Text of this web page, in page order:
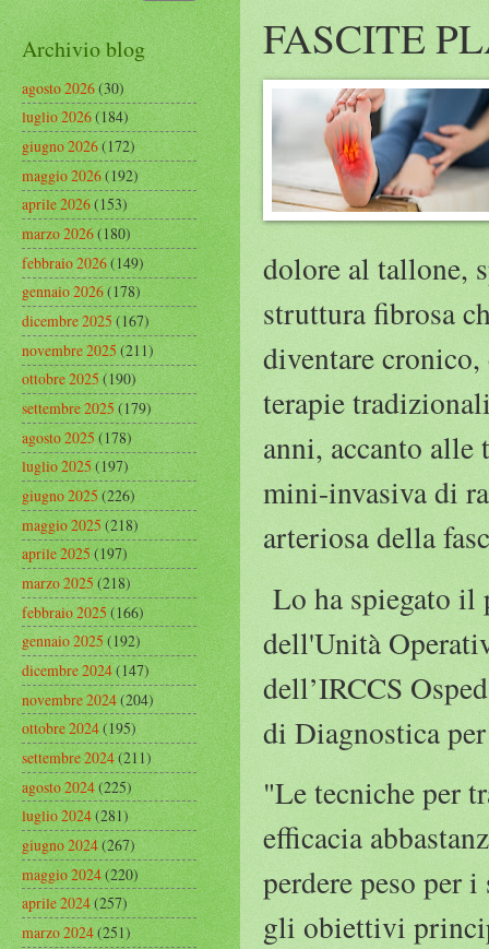
FASCITE
dolore al tallone,
struttura fibrosa
diventare
terapie
anni, accanto alle
mini-invasiva di
arteriosa della
Lo ha spiegato il
dell'Unità
dell’IRCCS
di Diagnostica
"Le tecniche per
efficacia
perdere peso per
gli obiettivi
Archivio blog
agosto 2026(30)
luglio 2026(184)
giugno 2026(172)
maggio 2026(192)
aprile 2026(153)
marzo 2026(180)
febbraio 2026(149)
gennaio 2026(178)
dicembre 2025(167)
novembre 2025(211)
ottobre 2025(190)
settembre 2025(179)
agosto 2025(178)
luglio 2025(197)
giugno 2025(226)
maggio 2025(218)
aprile 2025(197)
marzo 2025(218)
febbraio 2025(166)
gennaio 2025(192)
dicembre 2024(147)
novembre 2024(204)
ottobre 2024(195)
settembre 2024(211)
agosto 2024(225)
luglio 2024(281)
giugno 2024(267)
maggio 2024(220)
aprile 2024(257)
marzo 2024(251)